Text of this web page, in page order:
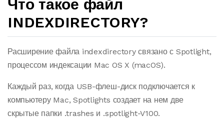
Что такое файл
INDEXDIRECTORY?
Расширение файла indexdirectory связано с Spotlight,
процессом индексации Mac OS X (macOS).
Каждый раз, когда USB-флеш-диск подключается к
компьютеру Mac, Spotlights создает на нем две
скрытые папки .trashes и .spotlight-V100.